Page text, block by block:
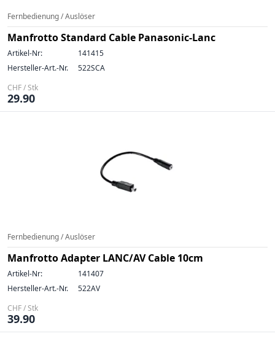
Fernbedienung / Auslöser
Manfrotto Standard Cable Panasonic-Lanc
Artikel-Nr:
141415
Hersteller-Art.-Nr.
522SCA
CHF / Stk
29.90
Fernbedienung / Auslöser
Manfrotto Adapter LANC/AV Cable 10cm
Artikel-Nr:
141407
Hersteller-Art.-Nr.
522AV
CHF / Stk
39.90